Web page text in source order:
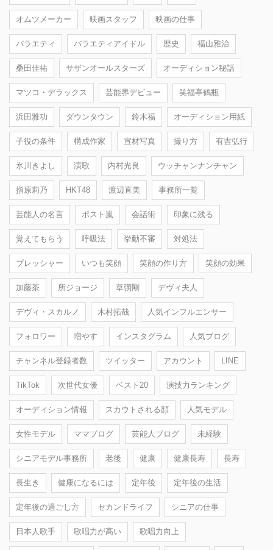
オムツメーカー 映画スタッフ 映画の仕事
バラエティ バラエティアイドル 歴史 福山雅治
桑田佳祐 サザンオールスターズ オーディション秘話
マツコ・デラックス 芸能界デビュー 笑福亭鶴瓶
浜田雅功 ダウンタウン 鈴木福 オーディション用紙
子役の条件 構成作家 宣材写真 撮り方 有吉弘行
氷川きよし 演歌 内村光良 ウッチャンナンチャン
指原莉乃 HKT48 渡辺直美 事務所一覧
芸能人の名言 ポスト嵐 会話術 印象に残る
覚えてもらう 呼吸法 挙動不審 対処法
プレッシャー いつも笑顔 笑顔の作り方 笑顔の効果
加藤茶 所ジョージ 草彅剛 デヴィ夫人
デヴィ・スカルノ 木村拓哉 人気インフルエンサー
フォロワー 増やす インスタグラム 人気ブログ
チャンネル登録者数 ツイッター アカウント LINE
TikTok 次世代女優 ベスト20 演技力ランキング
オーディション情報 スカウトされる顔 人気モデル
女性モデル ママブログ 芸能人ブログ 未経験
シニアモデル事務所 老後 健康 健康長寿 長寿
長生き 健康になるには 定年後 定年後の生活
定年後の過ごし方 セカンドライフ シニアの仕事
日本人歌手 歌唱力が高い 歌唱力向上